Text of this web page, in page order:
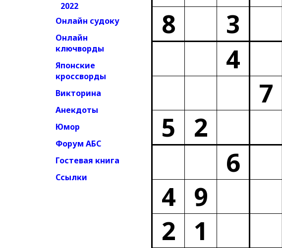
2022
Онлайн судоку
Онлайн
ключворды
Японские
кроссворды
Викторина
Анекдоты
Юмор
Форум АБС
Гостевая книга
Ссылки
8
3
4
7
5
2
6
4 9
2
1